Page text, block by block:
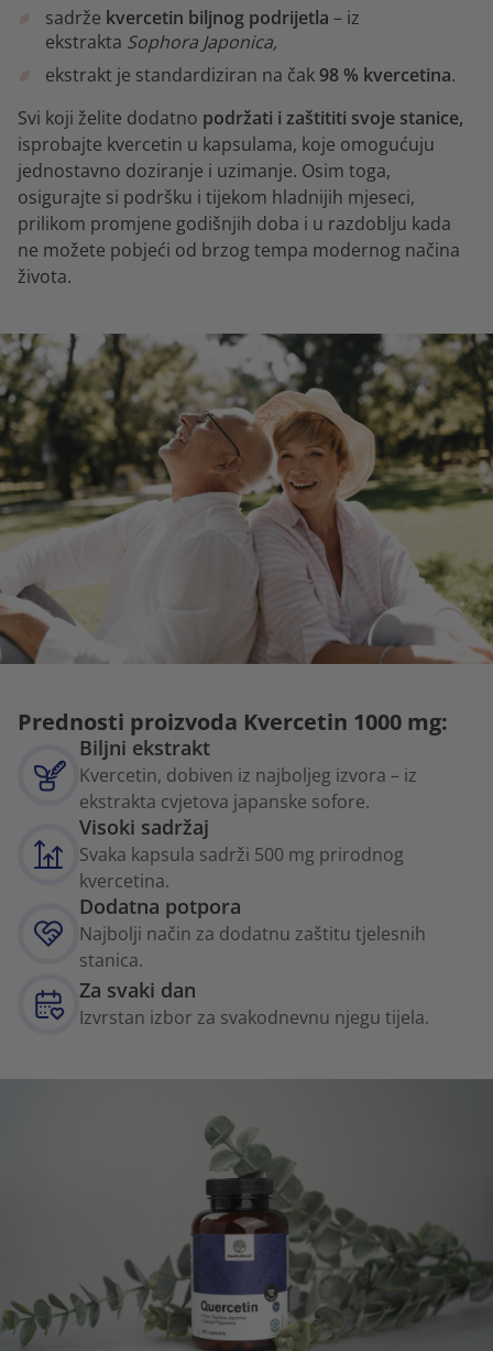
sadrže kvercetin biljnog podrijetla – iz
ekstrakta Sophora Japonica,
ekstrakt je standardiziran na čak98 % kvercetina.
Svi koji želite dodatno podržati i zaštititi svoje stanice,
isprobajte kvercetin u kapsulama, koje omogućuju
jednostavno doziranje i uzimanje. Osim toga,
osigurajte si podršku i tijekom hladnijih mjeseci,
prilikom promjene godišnjih doba i u razdoblju kada
ne možete pobjeći od brzog tempa modernog načina
života.
Prednosti proizvoda Kvercetin 1000 mg:
Biljni ekstrakt
Kvercetin, dobiven iz najboljeg izvora – iz
ekstrakta cvjetova japanske sofore.
Visoki sadržaj
Svaka kapsula sadrži 500 mg prirodnog
kvercetina.
Dodatna potpora
Najbolji način za dodatnu zaštitu tjelesnih
stanica.
Za svaki dan
Izvrstan izbor za svakodnevnu njegu tijela.